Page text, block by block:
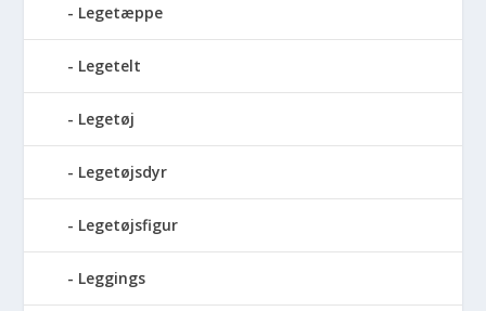
Legetæppe
Legetelt
Legetøj
Legetøjsdyr
Legetøjsfigur
Leggings